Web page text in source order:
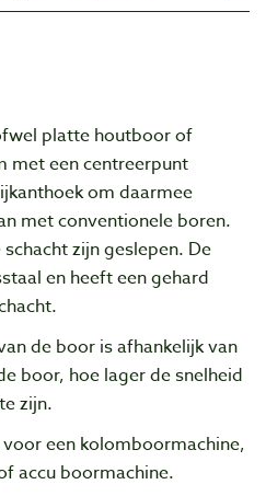
platte houtboor of
met een centreerpunt
om daarmee
met conventionele boren.
zijn geslepen. De
en heeft een gehard
de boor is afhankelijk van
boor, hoe lager de snelheid
zijn.
een kolomboormachine,
accu boormachine.